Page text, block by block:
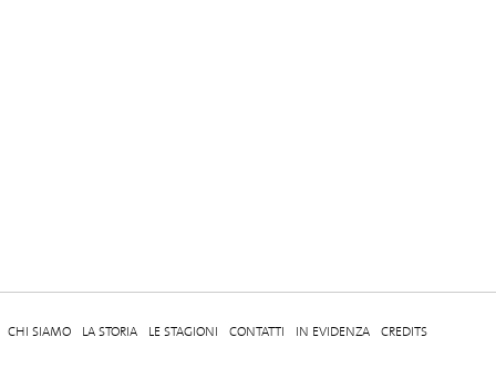
CHI SIAMO LA STORIA LE STAGIONI CONTATTI IN EVIDENZA CREDITS